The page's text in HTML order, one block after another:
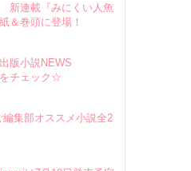
新連載『みにくい人魚
＆巻頭に登場！
版小説NEWS
チェック☆
編集部オススメ小説全2